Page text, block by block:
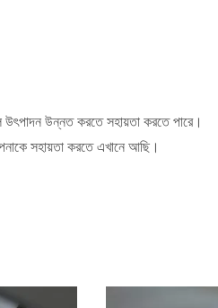
উৎপাদন উন্নত করতে সহায়তা করতে পারে।
সহায়তা করতে এখানে আছি।